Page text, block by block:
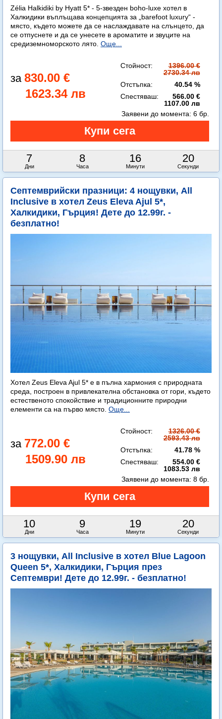
Zélia Halkidiki by Hyatt 5* - 5-звезден boho-luxe хотел в
Халкидики въплъщава концепцията за „barefoot luxury“ -
място, където можете да се наслаждавате на слънцето, да
се отпуснете и да се унесете в ароматите и звуците на
средиземноморското лято. Още...
830.00 €
1623.34 лв
Стойност:
1396.00 €
2730.34 лв
Отстъпка:
40.54 %
Спестяваш:
566.00 €
1107.00 лв
7
Дни
8
Часа
16
Минути
19
Секунди
Заявени до момента: 6 бр.
Септемврийски празници: 4 нощувки, All
Inclusive в хотел Zeus Eleva Ajul 5*,
Халкидики, Гърция! Дете до 12.99г. -
безплатно!
Хотел Zeus Eleva Ajul 5* е в пълна хармония с природната
среда, построен в привлекателна обстановка от гори, където
естественото спокойствие и традиционните природни
елементи са на първо място. Още...
772.00 €
1509.90 лв
Стойност:
1326.00 €
2593.43 лв
Отстъпка:
41.78 %
Спестяваш:
554.00 €
1083.53 лв
10
Дни
9
Часа
19
Минути
19
Секунди
Заявени до момента: 8 бр.
3 нощувки, All Inclusive в хотел Blue Lagoon
Queen 5*, Халкидики, Гърция през
Септември! Дете до 12.99г. - безплатно!